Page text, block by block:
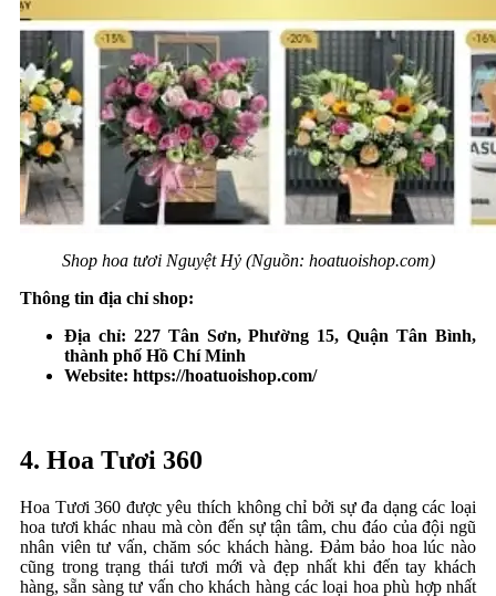
Shop hoa tươi Nguyệt Hỷ (Nguồn: hoatuoishop.com)
Thông tin địa chỉ shop:
Địa chỉ: 227 Tân Sơn, Phường 15, Quận Tân Bình,
thành phố Hồ Chí Minh
Website: https://hoatuoishop.com/
4. Hoa Tươi 360
Hoa Tươi 360 được yêu thích không chỉ bởi sự đa dạng các loại
hoa tươi khác nhau mà còn đến sự tận tâm, chu đáo của đội ngũ
nhân viên tư vấn, chăm sóc khách hàng. Đảm bảo hoa lúc nào
cũng trong trạng thái tươi mới và đẹp nhất khi đến tay khách
hàng, sẵn sàng tư vấn cho khách hàng các loại hoa phù hợp nhất